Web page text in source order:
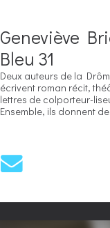
Geneviève
Bleu 31
Deux auteurs de la
écrivent roman récit,
lettres de colporteur-
Ensemble, ils donnent